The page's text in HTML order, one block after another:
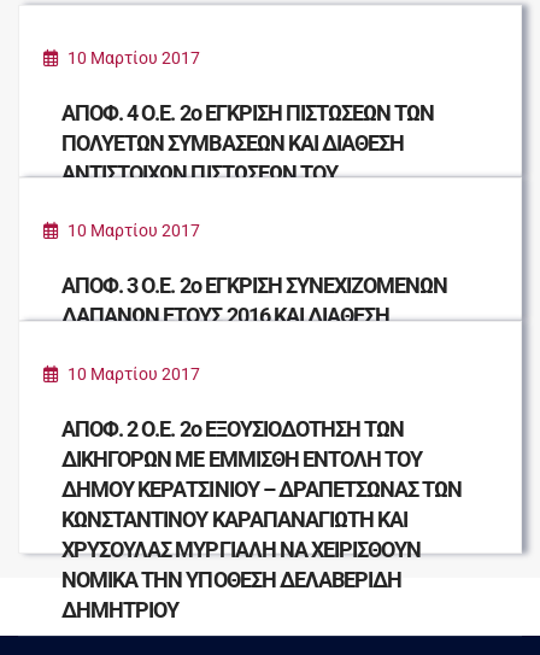
10 Μαρτίου 2017
ΑΠΟΦ. 4 Ο.Ε. 2ο ΕΓΚΡΙΣΗ ΠΙΣΤΩΣΕΩΝ ΤΩΝ
ΠΟΛΥΕΤΩΝ ΣΥΜΒΑΣΕΩΝ ΚΑΙ ΔΙΑΘΕΣΗ
ΑΝΤΙΣΤΟΙΧΩΝ ΠΙΣΤΩΣΕΩΝ ΤΟΥ
2017
10 Μαρτίου 2017
ΑΠΟΦ. 3 Ο.Ε. 2ο ΕΓΚΡΙΣΗ ΣΥΝΕΧΙΖΟΜΕΝΩΝ
ΔΑΠΑΝΩΝ ΕΤΟΥΣ 2016 ΚΑΙ ΔΙΑΘΕΣΗ
ΕΤΟΥΣ 2017.
10 Μαρτίου 2017
ΑΠΟΦ. 2 Ο.Ε. 2ο ΕΞΟΥΣΙΟΔΟΤΗΣΗ ΤΩΝ
ΔΙΚΗΓΟΡΩΝ ΜΕ ΕΜΜΙΣΘΗ ΕΝΤΟΛΗ ΤΟΥ
ΔΗΜΟΥ ΚΕΡΑΤΣΙΝΙΟΥ – ΔΡΑΠΕΤΣΩΝΑΣ ΤΩΝ
ΚΩΝΣΤΑΝΤΙΝΟΥ ΚΑΡΑΠΑΝΑΓΙΩΤΗ ΚΑΙ
ΧΡΥΣΟΥΛΑΣ ΜΥΡΓΙΑΛΗ ΝΑ ΧΕΙΡΙΣΘΟΥΝ
ΝΟΜΙΚΑ ΤΗΝ ΥΠΟΘΕΣΗ ΔΕΛΑΒΕΡΙΔΗ
ΔΗΜΗΤΡΙΟΥ